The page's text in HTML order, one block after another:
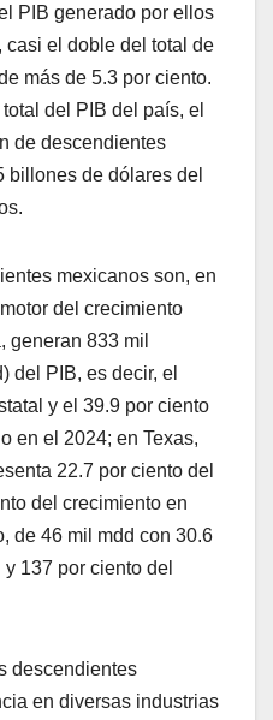
PIB generado por ellos
casi el doble del total de
más de 5.3 por ciento.
del PIB del país, el
de descendientes
billones de dólares del
mexicanos son, en
del crecimiento
generan 833 mil
del PIB, es decir, el
y el 39.9 por ciento
en el 2024; en Texas,
22.7 por ciento del
del crecimiento en
de 46 mil mdd con 30.6
137 por ciento del
descendientes
en diversas industrias